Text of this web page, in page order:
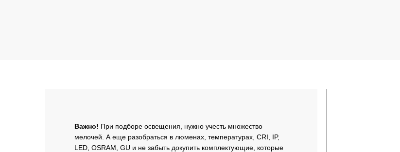
Важно! При подборе освещения, нужно учесть множество
мелочей. А еще разобраться в люменах, температурах, CRI, IP,
LED, OSRAM, GU и не забыть докупить комплектующие, которые